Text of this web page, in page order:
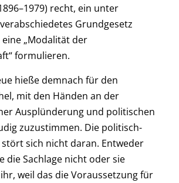
recht, ein unter
Grundgesetz
„Modalität der
formulieren.
hieße demnach für den
mit den Händen an der
Ausplünderung und politischen
zuzustimmen. Die politisch-
stört sich nicht daran. Entweder
die Sachlage nicht oder sie
weil das die Voraussetzung für